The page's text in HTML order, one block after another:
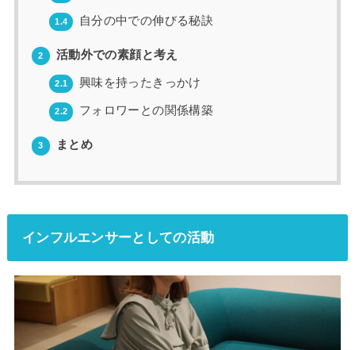
1.4 自分の中での伸びる秘訣
2 活動外での素顔と考え
2.1 興味を持ったきっかけ
2.2 フォロワーとの関係構築
3 まとめ
インフルエンサーとしての活動